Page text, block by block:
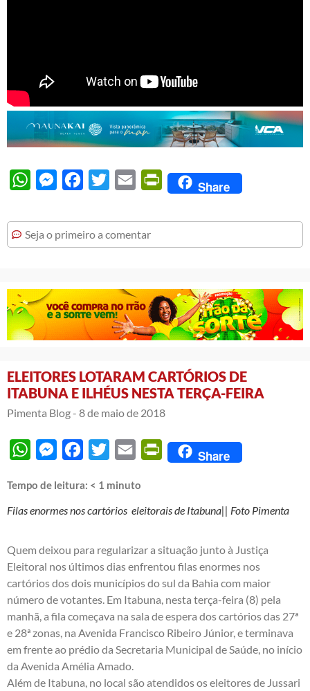
WhatsAppMessengerFacebook
Twitter Email PrintFriendly
Share
Seja o primeiro a comentar
ELEITORES LOTARAM CARTÓRIOS DE
ITABUNA E ILHÉUS NESTA TERÇA-FEIRA
Pimenta Blog - 8 de maio de 2018
WhatsAppMessengerFacebook
Twitter Email PrintFriendly
Share
Tempo de leitura: < 1 minuto
Filas enormes nos cartórios eleitorais de Itabuna|| Foto Pimenta
Quem deixou para regularizar a situação junto à Justiça
Eleitoral nos últimos dias enfrentou filas enormes nos
cartórios dos dois municípios do sul da Bahia com maior
número de votantes. Em Itabuna, nesta terça-feira (8) pela
manhã, a fila começava na sala de espera dos cartórios das 27ª
e 28ª zonas, na Avenida Francisco Ribeiro Júnior, e terminava
em frente ao prédio da Secretaria Municipal de Saúde, no início
da Avenida Amélia Amado.
Além de Itabuna, no local são atendidos os eleitores de Jussari